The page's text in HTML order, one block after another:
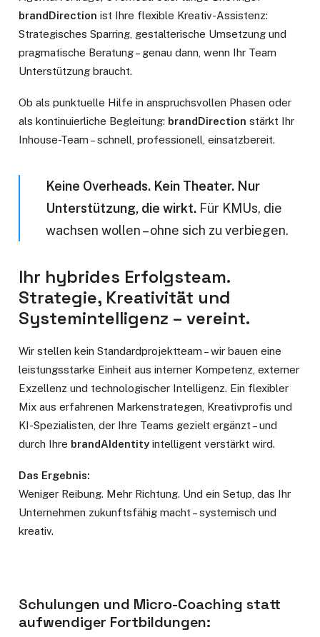
brandDirection ist Ihre flexible Kreativ-Assistenz:
Strategisches Sparring, gestalterische Umsetzung und
pragmatische Beratung – genau dann, wenn Ihr Team
Unterstützung braucht.
Ob als punktuelle Hilfe in anspruchsvollen Phasen oder
als kontinuierliche Begleitung: brandDirection stärkt Ihr
Inhouse-Team – schnell, professionell, einsatzbereit.
Keine Overheads. Kein Theater. Nur
Unterstützung, die wirkt. Für KMUs, die
wachsen wollen – ohne sich zu verbiegen.
Ihr hybrides Erfolgsteam.
Strategie, Kreativität und
Systemintelligenz – vereint.
Wir stellen kein Standardprojektteam – wir bauen eine
leistungsstarke Einheit aus interner Kompetenz, externer
Exzellenz und technologischer Intelligenz. Ein flexibler
Mix aus erfahrenen Markenstrategen, Kreativprofis und
KI-Spezialisten, der Ihre Teams gezielt ergänzt – und
durch Ihre brandAIdentityintelligent verstärkt wird.
Das Ergebnis:
Weniger Reibung. Mehr Richtung. Und ein Setup, das Ihr
Unternehmen zukunftsfähig macht – systemisch und
kreativ.
Schulungen und Micro-Coaching statt
aufwendiger Fortbildungen: